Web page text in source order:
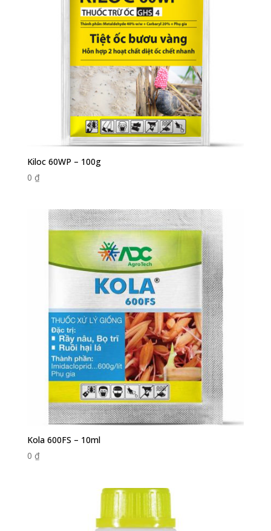
Kiloc 60WP – 100g
0 ₫
Kola 600FS – 10ml
0 ₫